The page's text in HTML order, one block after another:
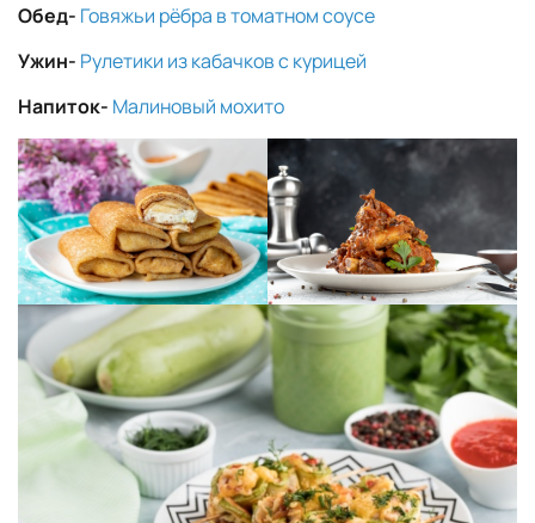
Обед- Говяжьи рёбра в томатном соусе
Ужин- Рулетики из кабачков с курицей
Напиток- Малиновый мохито